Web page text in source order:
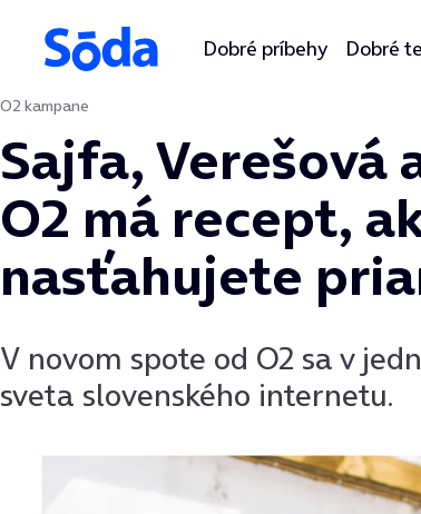
Preskočiť na obsah
Dobré príbehy Dobré
O2 kampane
Sajfa,
O2 má recept,
nasťahujete
V novom spote od O2 sa v
sveta slovenského internetu.